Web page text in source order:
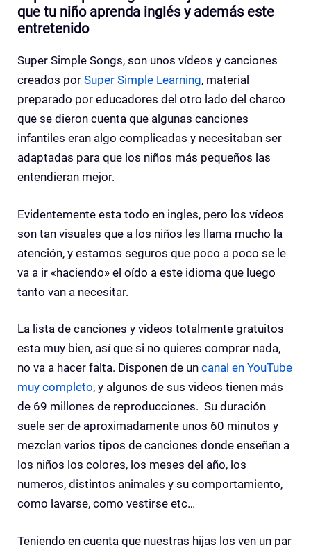
que tu niño aprenda inglés y además este
entretenido
Super Simple Songs, son unos vídeos y canciones
creados por Super Simple Learning, material
preparado por educadores del otro lado del charco
que se dieron cuenta que algunas canciones
infantiles eran algo complicadas y necesitaban ser
adaptadas para que los niños más pequeños las
entendieran mejor.
Evidentemente esta todo en ingles, pero los vídeos
son tan visuales que a los niños les llama mucho la
atención, y estamos seguros que poco a poco se le
va a ir «haciendo» el oído a este idioma que luego
tanto van a necesitar.
La lista de canciones y videos totalmente gratuitos
esta muy bien, así que si no quieres comprar nada,
no va a hacer falta. Disponen de un canal en YouTube
muy completo, y algunos de sus videos tienen más
de 69 millones de reproducciones. Su duración
suele ser de aproximadamente unos 60 minutos y
mezclan varios tipos de canciones donde enseñan a
los niños los colores, los meses del año, los
numeros, distintos animales y su comportamiento,
como lavarse, como vestirse etc…
Teniendo en cuenta que nuestras hijas los ven un par